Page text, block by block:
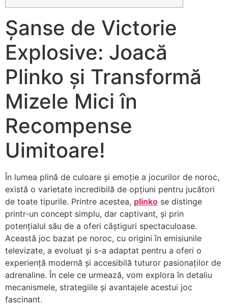
Șanse de Victorie
Explosive: Joacă
Plinko și Transformă
Mizele Mici în
Recompense
Uimitoare!
În lumea plină de culoare și emoție a jocurilor de noroc,
există o varietate incredibilă de opțiuni pentru jucători
de toate tipurile. Printre acestea, plinko se distinge
printr-un concept simplu, dar captivant, și prin
potențialul său de a oferi câștiguri spectaculoase.
Această joc bazat pe noroc, cu origini în emisiunile
televizate, a evoluat și s-a adaptat pentru a oferi o
experiență modernă și accesibilă tuturor pasionaților de
adrenaline. În cele ce urmează, vom explora în detaliu
mecanismele, strategiile și avantajele acestui joc
fascinant.